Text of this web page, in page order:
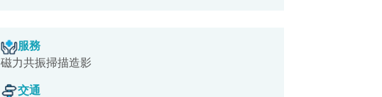
服務
磁力共振掃描造影
交通